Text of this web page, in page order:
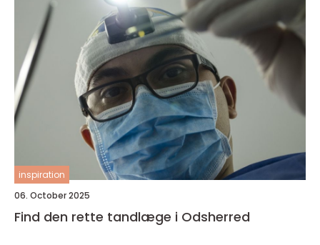
inspiration
06. October 2025
Find den rette tandlæge i Odsherred